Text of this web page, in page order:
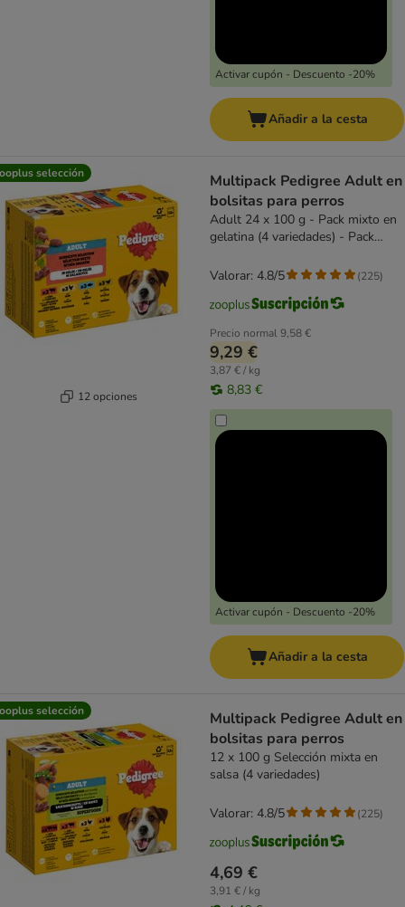
Activar cupón - Descuento -20%
Añadir a la cesta
selección
12 opciones
Multipack Pedigree Adult en
bolsitas para perros
Adult 24 x 100 g - Pack mixto en
gelatina (4 variedades) - Pack
Precio normal9,58 €
9,29 €
3,87 € / kg
8,83 €
Activar cupón - Descuento -20%
Valorar: 4.8/5 (225)
Añadir a la cesta
selección
Multipack Pedigree Adult en
bolsitas para perros
12 x 100 g Selección mixta en
salsa (4 variedades)
4,69 €
3,91 € / kg
Valorar: 4.8/5 (225)